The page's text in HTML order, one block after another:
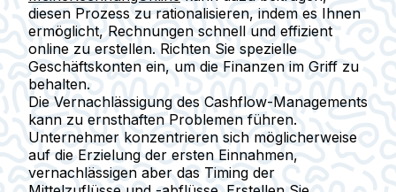
diesen Prozess zu rationalisieren, indem es Ihnen
ermöglicht, Rechnungen schnell und effizient
online zu erstellen. Richten Sie spezielle
Geschäftskonten ein, um die Finanzen im Griff zu
behalten.
Die Vernachlässigung des Cashflow-Managements
kann zu ernsthaften Problemen führen.
Unternehmer konzentrieren sich möglicherweise
auf die Erzielung der ersten Einnahmen,
vernachlässigen aber das Timing der